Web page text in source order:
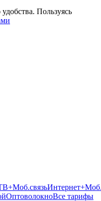
Пользуясь
ОптоволокноВсе тарифы